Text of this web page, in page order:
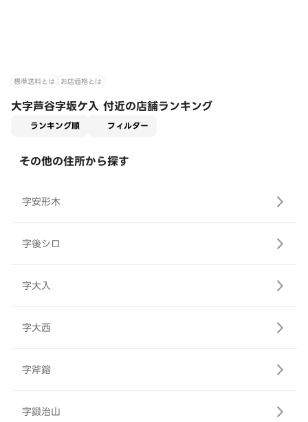
標準送料とは お店価格とは
大字芦谷字坂ケ入 付近の店舗ランキング
ランキング順 フィルター
その他の住所から探す
字安形木
字後シロ
字大入
字大西
字斧鎔
字鍛治山